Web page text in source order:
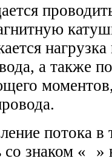
а также
потока
со знаком «
»